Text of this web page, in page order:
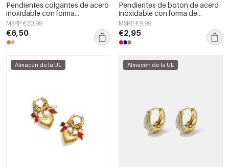
Pendientes colgantes de acero
inoxidable con forma
geométrica, sencillos para el día
a día, de la serie Simple. Joyería
para mujer.
MSRP €20,99
€6,50
Pendientes de botón de acero
inoxidable con forma de
corazón, sencillos, de la serie
Daily Simple, joyería para mujer.
MSRP €9,99
€2,95
Almacén de la UE Almacén de la UE